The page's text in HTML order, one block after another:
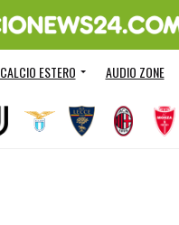
CALCIO ESTERO AUDIO ZONE